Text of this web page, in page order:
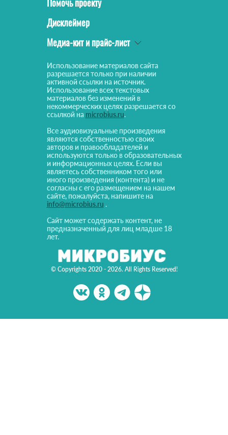
© Copyrights 2020 - 2026. All Rights Reserved!
Дисклеймер
Медиа-кит и прайс-лист
Использование материалов сайта
разрешается только при наличии
активной ссылки на источник.
Использование всех текстовых
материалов без изменений в
некоммерческих целях разрешается со
ссылкой на microbius.ru.
Все аудиовизуальные произведения
являются собственностью своих
авторов и правообладателей и
используются только в образовательных
и информационных целях. Если вы
являетесь собственником того или
иного произведения (контента) и не
согласны с его размещением на нашем
сайте, пожалуйста, напишите на
info@microbius.ru .
Сайт может содержать контент, не
предназначенный для лиц младше 18
лет.